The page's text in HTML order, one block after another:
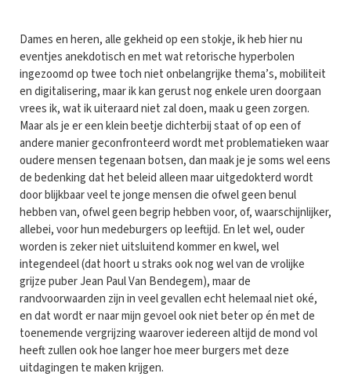
Dames en heren, alle gekheid op een stokje, ik heb hier nu
eventjes anekdotisch en met wat retorische hyperbolen
ingezoomd op twee toch niet onbelangrijke thema’s, mobiliteit
en digitalisering, maar ik kan gerust nog enkele uren doorgaan
vrees ik, wat ik uiteraard niet zal doen, maak u geen zorgen.
Maar als je er een klein beetje dichterbij staat of op een of
andere manier geconfronteerd wordt met problematieken waar
oudere mensen tegenaan botsen, dan maak je je soms wel eens
de bedenking dat het beleid alleen maar uitgedokterd wordt
door blijkbaar veel te jonge mensen die ofwel geen benul
hebben van, ofwel geen begrip hebben voor, of, waarschijnlijker,
allebei, voor hun medeburgers op leeftijd. En let wel, ouder
worden is zeker niet uitsluitend kommer en kwel, wel
integendeel (dat hoort u straks ook nog wel van de vrolijke
grijze puber Jean Paul Van Bendegem), maar de
randvoorwaarden zijn in veel gevallen echt helemaal niet oké,
en dat wordt er naar mijn gevoel ook niet beter op én met de
toenemende vergrijzing waarover iedereen altijd de mond vol
heeft zullen ook hoe langer hoe meer burgers met deze
uitdagingen te maken krijgen.